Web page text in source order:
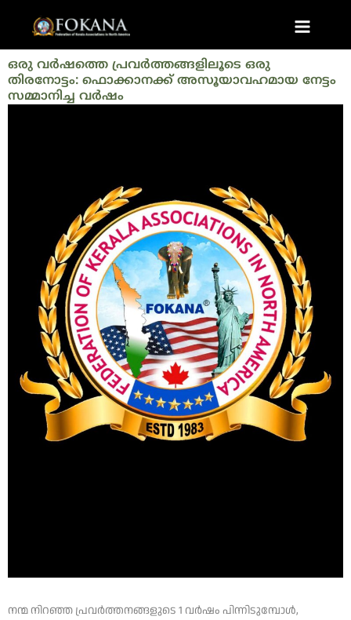
content
Main
Menu
ഒരു വർഷത്തെ പ്രവർത്തങ്ങളിലൂടെ ഒരു
തിരനോട്ടം: ഫൊക്കാനക്ക് അസൂയാവഹമായ നേട്ടം
സമ്മാനിച്ച വർഷം
നന്മ നിറഞ്ഞ പ്രവർത്തനങ്ങളുടെ 1 വർഷം പിന്നിടുമ്പോൾ,
navigation